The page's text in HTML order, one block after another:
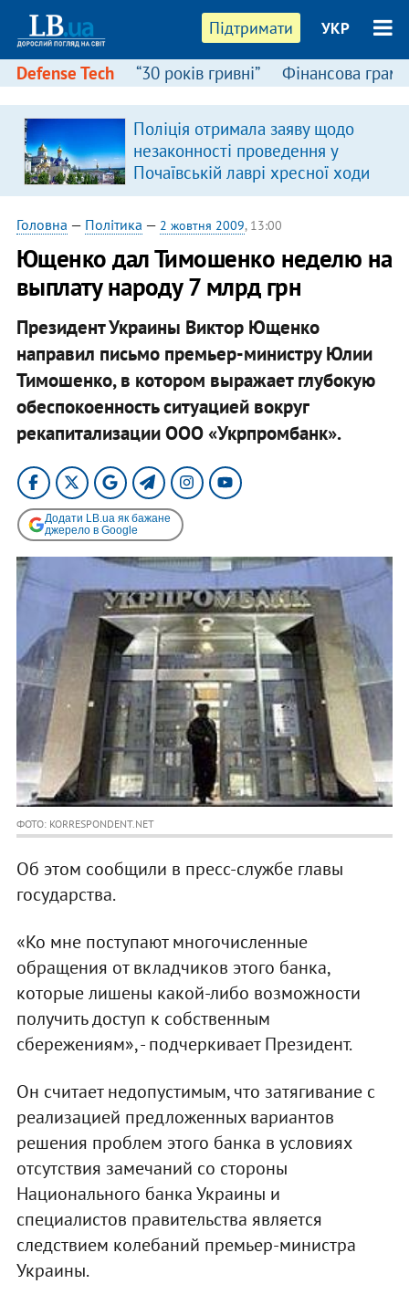
Підтримати УКР
Defense Tech “30 років гривні” Фінансова
Поліція отримала заяву щодо
незаконності проведення у
Почаївській лаврі хресної ходи
Головна — Політика — 2 жовтня 2009, 13:00
Ющенко дал Тимошенко неделю на
выплату народу 7 млрд грн
Президент Украины Виктор Ющенко
направил письмо премьер-министру Юлии
Тимошенко, в котором выражает глубокую
обеспокоенность ситуацией вокруг
рекапитализации ООО «Укрпромбанк».
Додати LB.ua як бажане
джерело в Google
ФОТО: KORRESPONDENT.NET
Об этом сообщили в пресс-службе главы
государства.
«Ко мне поступают многочисленные
обращения от вкладчиков этого банка,
которые лишены какой-либо возможности
получить доступ к собственным
сбережениям», - подчеркивает Президент.
Он считает недопустимым, что затягивание с
реализацией предложенных вариантов
решения проблем этого банка в условиях
отсутствия замечаний со стороны
Национального банка Украины и
специалистов правительства является
следствием колебаний премьер-министра
Украины.